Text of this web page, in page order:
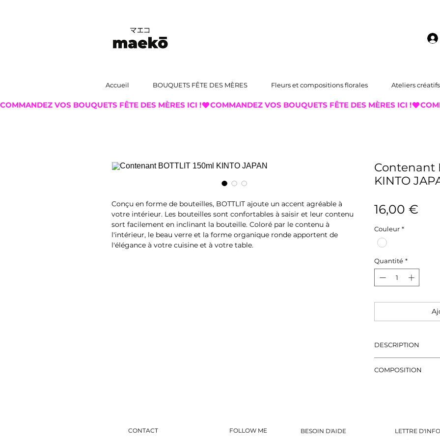
Accueil BOUQUETS FÊTE DES MÈRES Fleurs et compositions florales Ateliers créatifs
Conçu en forme de bouteilles, BOTTLIT ajoute un accent agréable à
votre intérieur. Les bouteilles sont confortables à saisir et leur contenu
sort facilement en inclinant la bouteille. Coloré par le contenu à
l'intérieur, le beau verre et la forme organique ronde apportent de
l'élégance à votre cuisine et à votre table.
Contenant
KINTO
16,00 €
Couleur *
Quantité *
DESCRIPTION
COMPOSITION
[Couvercle] Liège
COMMANDEZ VOS BOUQUETS FÊTE DES MÈRES ICI !
CONTACT FOLLOW ME
BESOIN D'AIDE
LETTRE